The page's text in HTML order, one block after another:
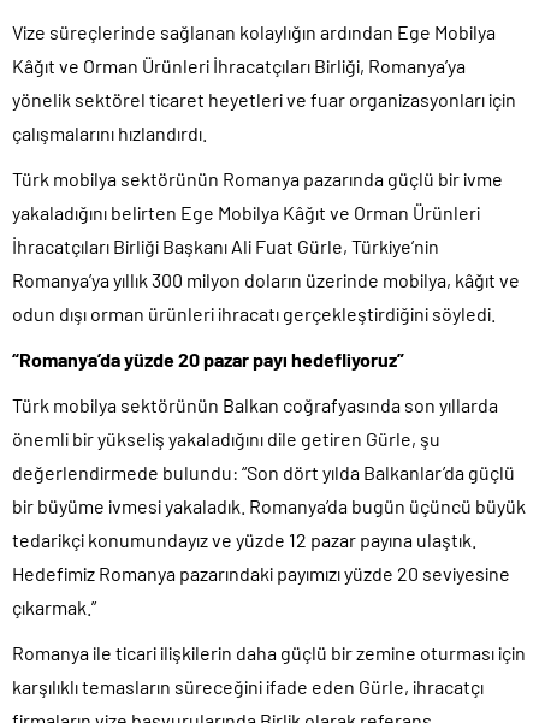
Vize süreçlerinde sağlanan kolaylığın ardından Ege Mobilya
Kâğıt ve Orman Ürünleri İhracatçıları Birliği, Romanya’ya
yönelik sektörel ticaret heyetleri ve fuar organizasyonları için
çalışmalarını hızlandırdı.
Türk mobilya sektörünün Romanya pazarında güçlü bir ivme
yakaladığını belirten Ege Mobilya Kâğıt ve Orman Ürünleri
İhracatçıları Birliği Başkanı Ali Fuat Gürle, Türkiye’nin
Romanya’ya yıllık 300 milyon doların üzerinde mobilya, kâğıt ve
odun dışı orman ürünleri ihracatı gerçekleştirdiğini söyledi.
“Romanya’da yüzde 20 pazar payı hedefliyoruz”
Türk mobilya sektörünün Balkan coğrafyasında son yıllarda
önemli bir yükseliş yakaladığını dile getiren Gürle, şu
değerlendirmede bulundu: “Son dört yılda Balkanlar’da güçlü
bir büyüme ivmesi yakaladık. Romanya’da bugün üçüncü büyük
tedarikçi konumundayız ve yüzde 12 pazar payına ulaştık.
Hedefimiz Romanya pazarındaki payımızı yüzde 20 seviyesine
çıkarmak.”
Romanya ile ticari ilişkilerin daha güçlü bir zemine oturması için
karşılıklı temasların süreceğini ifade eden Gürle, ihracatçı